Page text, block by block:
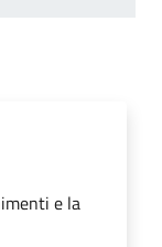
e la